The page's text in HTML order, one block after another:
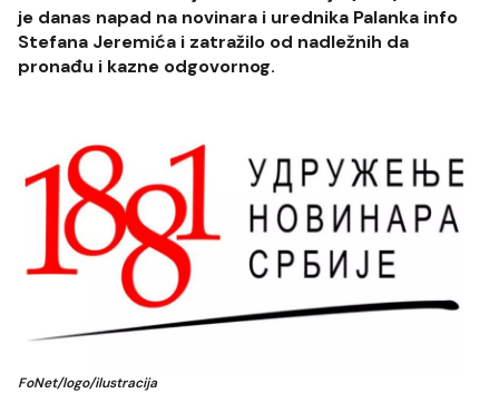
je danas napad na novinara i urednika Palanka info
Stefana Jeremića i zatražilo od nadležnih da
pronađu i kazne odgovornog.
FoNet/logo/ilustracija